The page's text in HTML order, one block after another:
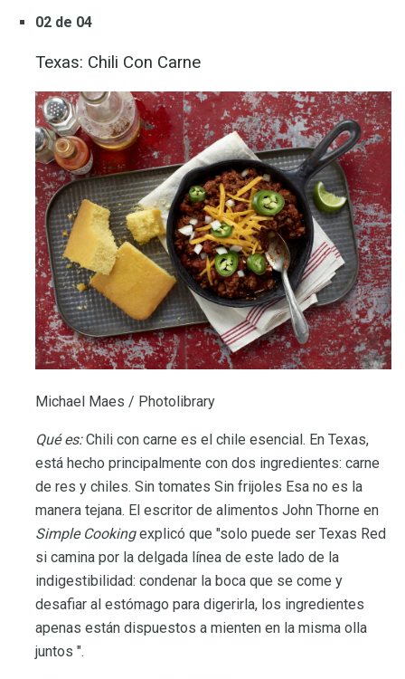
02 de 04
Texas: Chili Con Carne
Michael Maes / Photolibrary
Qué es:Chili con carne es el chile esencial. En Texas,
está hecho principalmente con dos ingredientes: carne
de res y chiles. Sin tomates Sin frijoles Esa no es la
manera tejana. El escritor de alimentos John Thorne en
Simple Cookingexplicó que "solo puede ser Texas Red
si camina por la delgada línea de este lado de la
indigestibilidad: condenar la boca que se come y
desafiar al estómago para digerirla, los ingredientes
apenas están dispuestos a mienten en la misma olla
juntos ".